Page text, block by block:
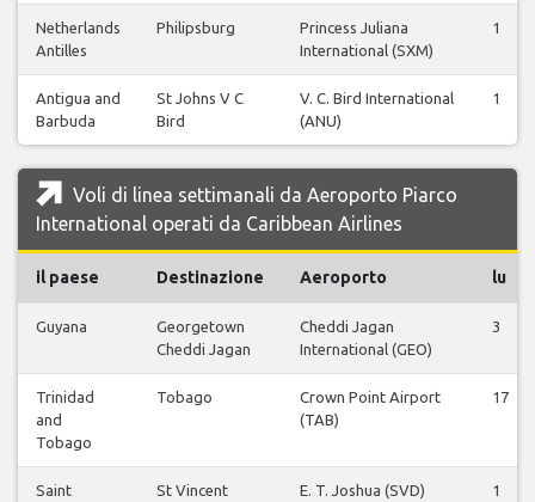
Netherlands
Antilles
Philipsburg
Princess Juliana
International (SXM)
1
Antigua and
Barbuda
St Johns V C
Bird
V. C. Bird International
(ANU)
1
Voli di linea settimanali da Aeroporto Piarco
International operati da Caribbean Airlines
il paese Destinazione Aeroporto lu
Guyana
Georgetown
Cheddi Jagan
Cheddi Jagan
International (GEO)
3
Trinidad
and
Tobago
Tobago
Crown Point Airport
(TAB)
17
Saint
St Vincent E. T. Joshua (SVD) 1